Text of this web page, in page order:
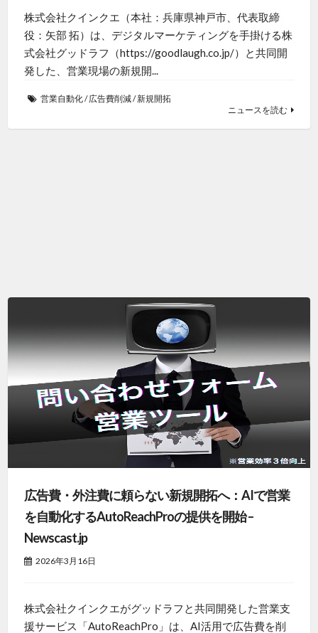
株式会社クインクエ（本社：兵庫県神戸市、代表取締
役：矢部 拓）は、デジタルマーケティングを手掛ける株
式会社グッドラフ（https://goodlaugh.co.jp/）と共同開
発した、営業現場の新規開...
営業自動化/広告費削減/新規開拓
ニュースを読む
広告費・外注費に頼らない新規開拓へ：AIで営業
を自動化するAutoReachProの提供を開始 –
Newscast.jp
2026年3月16日
株式会社クインクエがグッドラフと共同開発した営業支
援サービス「AutoReachPro」は、AI活用で広告費を削